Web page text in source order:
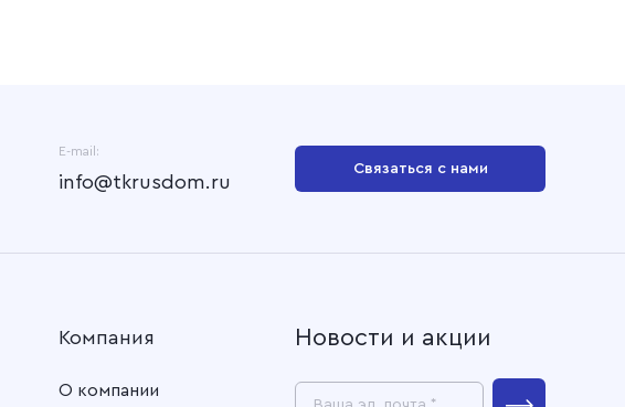
E-mail:
info@tkrusdom.ru
Связаться с нами
Компания
О компании
Новости и акции